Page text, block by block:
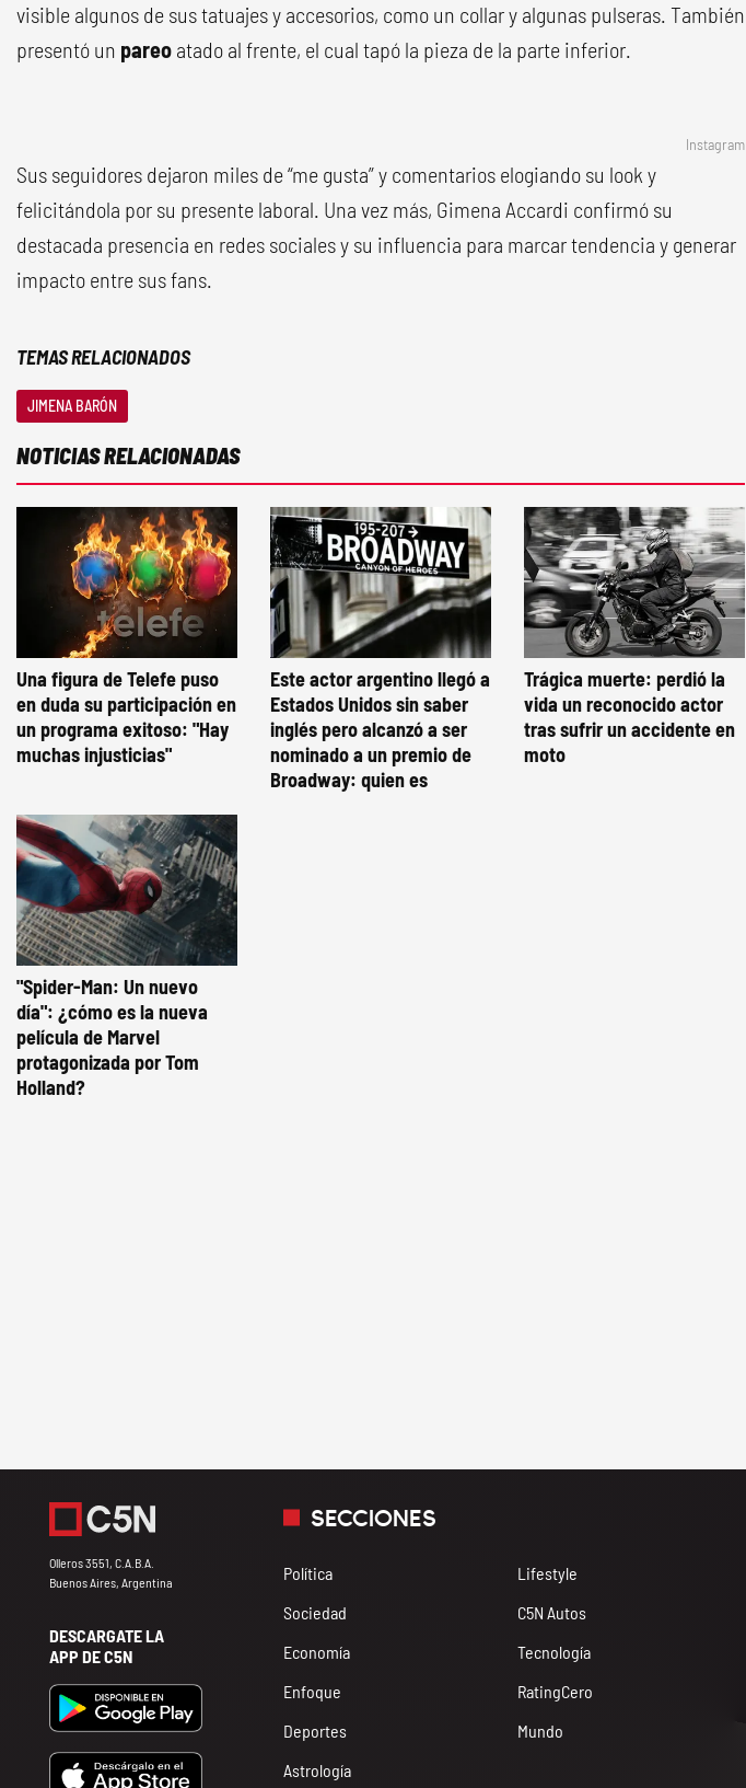
visible algunos de sus tatuajes y accesorios, como un collar y algunas pulseras. También
presentó un pareo atado al frente, el cual tapó la pieza de la parte inferior.
Instagram
Sus seguidores dejaron miles de “me gusta” y comentarios elogiando su look y
felicitándola por su presente laboral. Una vez más, Gimena Accardi confirmó su
destacada presencia en redes sociales y su influencia para marcar tendencia y generar
impacto entre sus fans.
TEMAS RELACIONADOS
JIMENA BARÓN
NOTICIAS RELACIONADAS
Una figura de Telefe puso
en duda su participación en
un programa exitoso: "Hay
muchas injusticias"
Este actor argentino llegó a
Estados Unidos sin saber
inglés pero alcanzó a ser
nominado a un premio de
Broadway: quien es
Trágica muerte: perdió la
vida un reconocido actor
tras sufrir un accidente en
moto
"Spider-Man: Un nuevo
día": ¿cómo es la nueva
película de Marvel
protagonizada por Tom
Holland?
Olleros 3551, C.A.B.A.
Buenos Aires, Argentina
DESCARGATE LA
APP DE C5N
SECCIONES
Política
Sociedad
Economía
Enfoque
Deportes
Astrología
Lifestyle
C5N Autos
Tecnología
RatingCero
Mundo